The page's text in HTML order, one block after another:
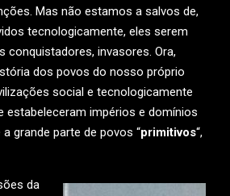
Mas não estamos a salvos de,
tecnologicamente, eles serem
conquistadores, invasores. Ora,
dos povos do nosso próprio
social e tecnologicamente
estabeleceram impérios e domínios
grande parte de povos “primitivos“,
da